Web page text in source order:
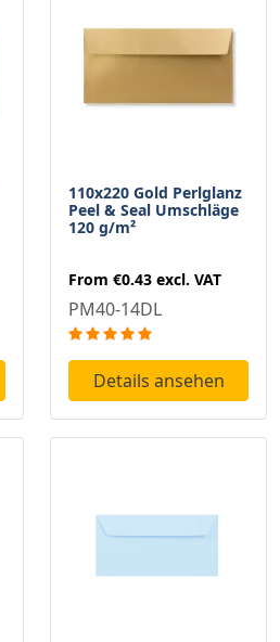
110x220 Gold Perlglanz
Peel & Seal Umschläge
120 g/m²
From €0.43 excl. VAT
PM40-14DL
Details ansehen